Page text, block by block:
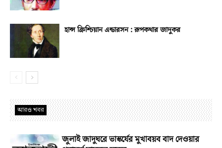
হান্স ক্রিশ্চিয়ান এন্ডারসন : রূপকথার জাদুকর
আরও খবর
জুলাই জাদুঘরে ভাস্কর্যের মুখাবয়ব বাদ দেওয়ার